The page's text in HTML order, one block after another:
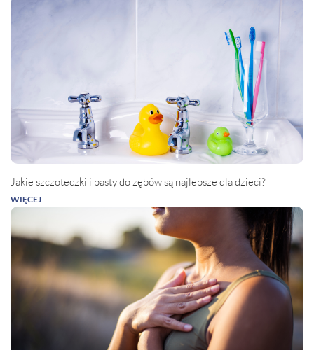
Jakie szczoteczki i pasty do zębów są najlepsze dla dzieci?
WIĘCEJ